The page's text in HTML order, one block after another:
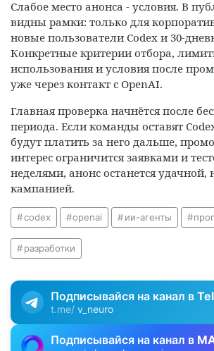
Слабое место анонса - условия. В
видны рамки: только для
новые пользователи Codex и 30-
Конкретные критерии отбора,
использования и условия после
уже через контакт с OpenAI.
Главная проверка начнётся после
периода. Если команды оставят
будут платить за него дальше,
интерес ограничится заявками и
неделями, анонс останется удачной,
кампанией.
codex openai ии-агенты
разработки
Подписывайся на канал в
t.me/ v_neuro
Подписывайся на канал в